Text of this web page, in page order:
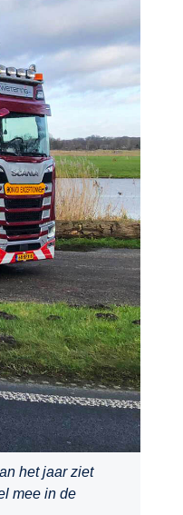
het jaar ziet
mee in de